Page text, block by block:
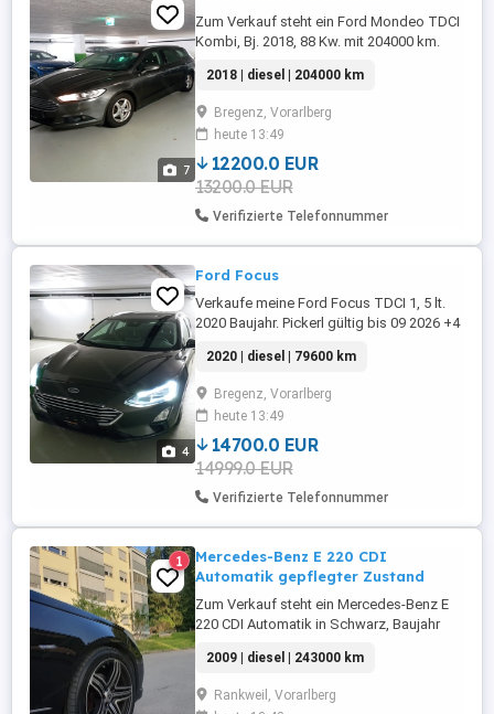
7
Zum Verkauf steht ein Ford Mondeo TDCI
Kombi, Bj. 2018, 88 Kw. mit 204000 km.
Zustand. Zahnriemen mit Wasserpumpe
wurde ausgetauscht. Km.stand wird
anders, weil das Auto täglich benutzt wird.
Windschutzscheibe ausgetauscht.
Privatverkauf!! Keine Garantie,
Gewährleistung ...
2018 | diesel | 204000 km
Bregenz, Vorarlberg
heute 13:49
12200.0 EUR
13200.0 EUR
Verifizierte Telefonnummer
4
Ford Focus
Verkaufe meine Ford Focus TDCI 1, 5 lt.
2020 Baujahr. Pickerl gültig bis 09 2026 +4
Garantie, Keine Gewährleistung, Keine
Rücknahme !!!
2020 | diesel | 79600 km
Bregenz, Vorarlberg
heute 13:49
14700.0 EUR
14999.0 EUR
Verifizierte Telefonnummer
1
Mercedes-Benz E 220 CDI
Automatik gepflegter Zustand
Zum Verkauf steht ein Mercedes-Benz E
220 CDI Automatik in Schwarz, Baujahr
Automatikgetriebe Limousine Schwarz
Kilometerstand: 243.000 km
(Kilometerstand kann sich noch
2009 | diesel | 243000 km
Rankweil, Vorarlberg